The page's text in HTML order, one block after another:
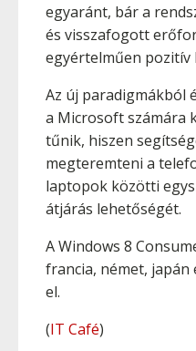
egyaránt, bár a
és visszafogott
egyértelműen
Az új paradigmákból
a Microsoft számára
tűnik, hiszen
megteremteni a
laptopok közötti
átjárás lehetőségét.
A Windows 8
francia, német, japán
el.
(IT Café)